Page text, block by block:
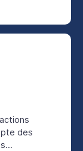
des